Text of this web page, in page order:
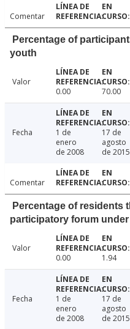
Comentar
Percentage of
youth
Valor
0.00
70.00
Fecha
1 de
enero
de 2008
17 de
agosto
de 2015
Comentar
Percentage of residents
participatory forum
Valor
0.00
1.94
Fecha
1 de
enero
de 2008
17 de
agosto
de 2015